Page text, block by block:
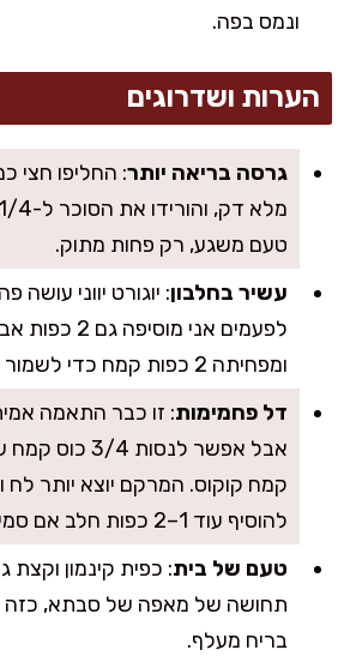
ונמס בפה.
הערות ושדרוגים
גרסה בריאה יותר: החליפו חצי
טעם משגע, רק פחות מתוק.
עשיר בחלבון: יוגורט יווני
לפעמים אני
ומפחיתה 2 כפות קמח כדי לשמור על מרקם אוורירי.
דל פחמימות: זו כבר התאמה
קמח קוקוס. המרקם יוצא יותר לח
להוסיף עוד 1–2 כפות חלב אם סמיך מדי.
טעם של בית: כפית קינמון וקצת
תחושה של מאפה של סבתא,
בריח מעלף.